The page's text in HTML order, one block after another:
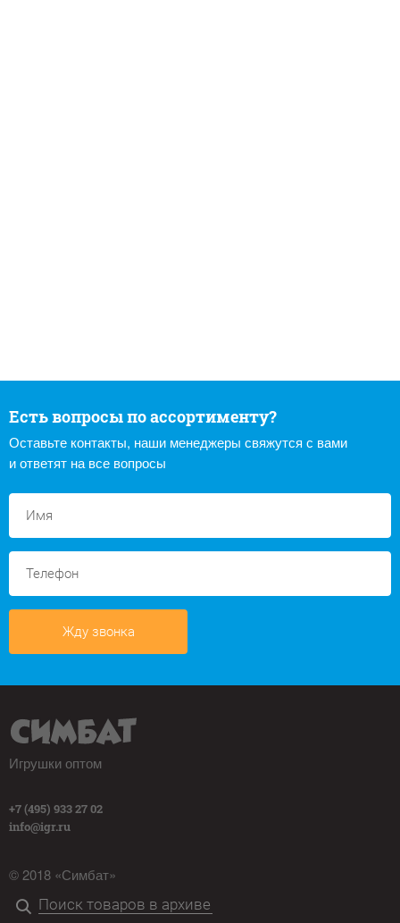
Есть вопросы по ассортименту?
Оставьте контакты, наши менеджеры свяжутся с вами
и ответят на все вопросы
Жду звонка
Игрушки оптом
+7 (495) 933 27 02
info@igr.ru
© 2018 «Симбат»